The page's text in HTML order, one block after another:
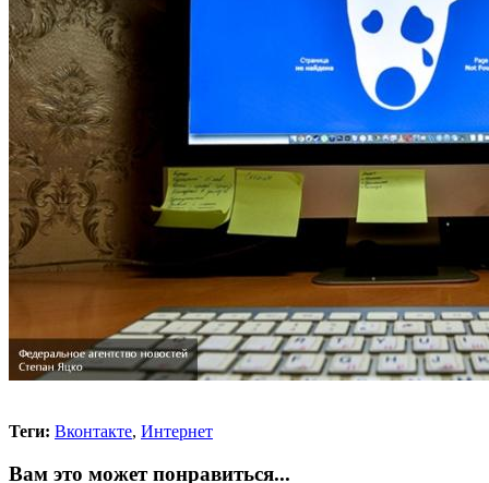
Теги: Вконтакте, Интернет
Вам это может понравиться...